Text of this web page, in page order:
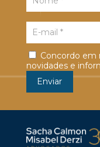
Concordo em
novidades e